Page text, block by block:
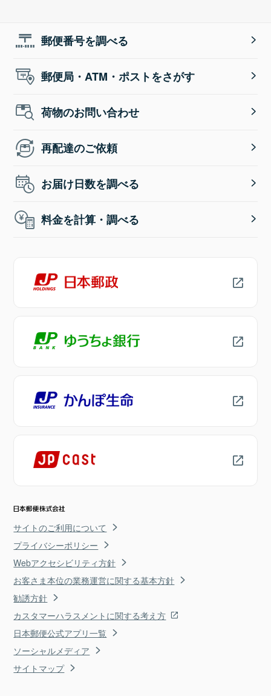
郵便番号を調べる
郵便局・ATM・ポストをさがす
荷物のお問い合わせ
再配達のご依頼
お届け日数を調べる
料金を計算・調べる
サイトのご利用について
プライバシーポリシー
Webアクセシビリティ方針
お客さま本位の業務運営に関する基本方針
勧誘方針
カスタマーハラスメントに関する考え方
日本郵便公式アプリ一覧
ソーシャルメディア
サイトマップ